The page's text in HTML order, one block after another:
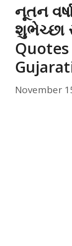
નૂતન
શુભેચ્છા
November